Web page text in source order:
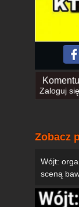
Zaloguj się
Zobacz
Wójt:
sceną